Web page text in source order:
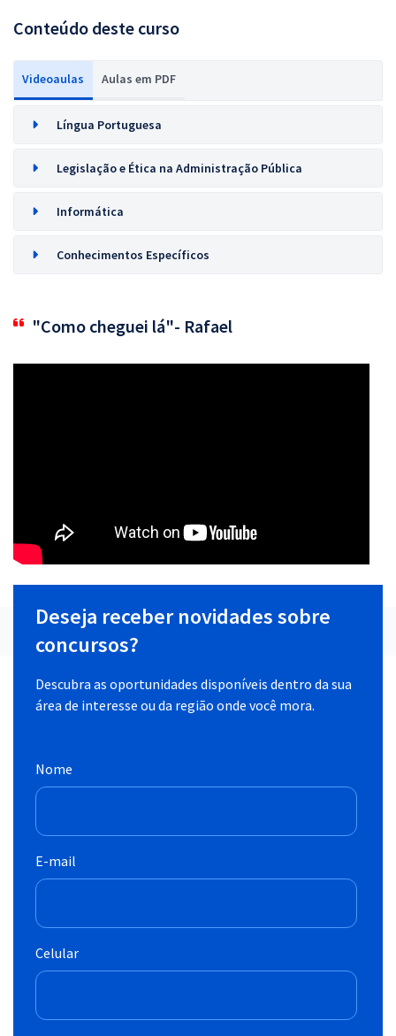
Conteúdo deste curso
Videoaulas Aulas em PDF
Língua Portuguesa
Legislação e Ética na Administração Pública
Informática
Conhecimentos Específicos
"Como cheguei lá"- Rafael
Deseja receber novidades sobre
concursos?
Descubra as oportunidades disponíveis dentro da sua
área de interesse ou da região onde você mora.
Nome
E-mail
Celular